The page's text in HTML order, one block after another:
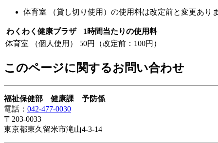
体育室 （貸し切り使用）の使用料は改定前と変更あり
わくわく健康プラザ
1時間当たりの使用料
体育室 （個人使用）
50円（改定前：100円）
このページに関するお問い合わせ
福祉保健部 健康課 予防係
電話： 042-477-0030
〒203-0033
東京都東久留米市滝山4-3-14